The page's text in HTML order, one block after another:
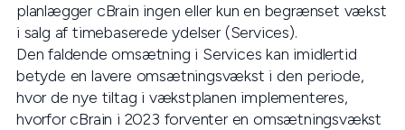
planlægger cBrain ingen eller kun en begrænset vækst
i salg af timebaserede ydelser (Services).
Den faldende omsætning i Services kan imidlertid
betyde en lavere omsætningsvækst i den periode,
hvor de nye tiltag i vækstplanen implementeres,
hvorfor cBrain i 2023 forventer en omsætningsvækst